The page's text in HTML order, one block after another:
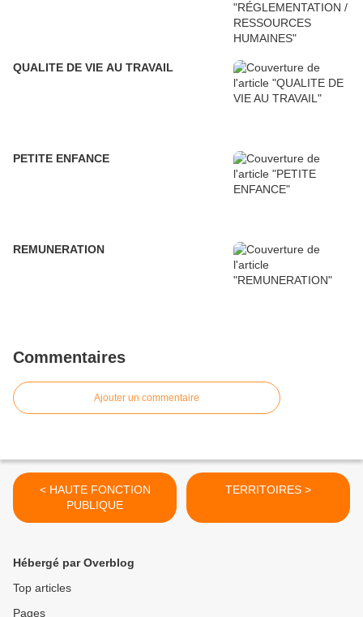
QUALITE DE VIE AU TRAVAIL
PETITE ENFANCE
REMUNERATION
Commentaires
Ajouter un commentaire
< HAUTE FONCTION
PUBLIQUE
TERRITOIRES >
Hébergé par Overblog
Top articles
Pages